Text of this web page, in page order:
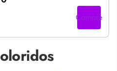
Compre